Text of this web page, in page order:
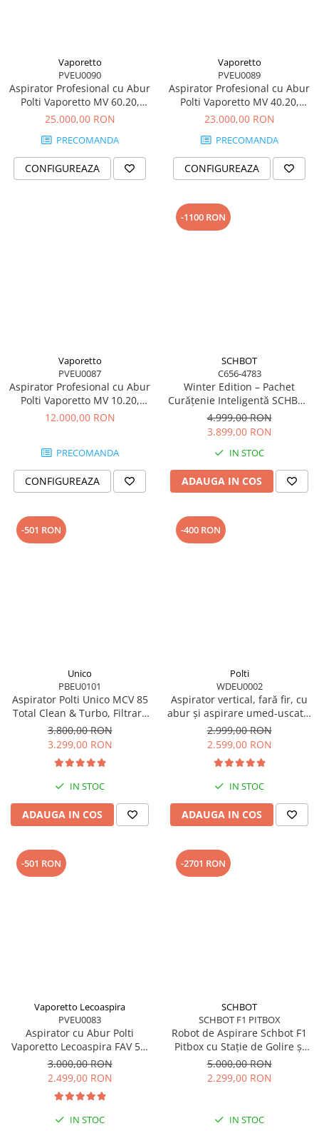
Vaporetto
PVEU0090
Aspirator Profesional cu Abur
Polti Vaporetto MV 60.20,
Funcție Injecție/Extracție,
W, 3,3 L, 160°C, Gri
25.000,00 RON
PRECOMANDA
CONFIGUREAZA
Vaporetto
PVEU0089
Aspirator Profesional cu Abur
Polti Vaporetto MV 40.20,
Funcție Injecție/Extracție,
2 L, 160°C, Gri
23.000,00 RON
PRECOMANDA
CONFIGUREAZA
Vaporetto
PVEU0087
Aspirator Profesional cu Abur
Polti Vaporetto MV 10.20,
Funcție Injecție/Extracție,
12.000,00 RON
PRECOMANDA
CONFIGUREAZA
-1100 RON
SCHBOT
C656-4783
Winter Edition – Pachet
Curățenie Inteligentă SCHBOT
| Robot Aspirare F1 + Robot
Geamuri Wind X3 - Copie
4.999,00 RON
3.899,00 RON
IN STOC
ADAUGA IN COS
-501 RON
Unico
PBEU0101
Aspirator Polti Unico MCV 85
Total Clean & Turbo, Filtrare
Multiciclonica 5 Stadii, Functie
Igienizare Abur si Uscare ,
2200 W, Filtru Hepa, Auriu
3.800,00 RON
3.299,00 RON
IN STOC
ADAUGA IN COS
-400 RON
Polti
WDEU0002
Aspirator vertical, fară fir, cu
abur și aspirare umed-uscată,
450 W, aspirare 14 kPa, 0.6 l,
71 Db, 4,2 Kg, gri/negru, Polti
RollySteam WD40C
2.999,00 RON
2.599,00 RON
IN STOC
ADAUGA IN COS
-501 RON
Vaporetto Lecoaspira
PVEU0083
Aspirator cu Abur Polti
Vaporetto Lecoaspira FAV 50,
2450 W, Cu Functie de
Spalare/Uscare si Filtrare Prin
Apa, Alb/Rosu
3.000,00 RON
2.499,00 RON
IN STOC
-2701 RON
SCHBOT
SCHBOT F1 PITBOX
Robot de Aspirare Schbot F1
Pitbox cu Stație de Golire și
Încărcare Automată, Aspirator
Robot 3 în 1: aspirare, spălare
podele, curățare uscată și
minute, Alb
5.000,00 RON
2.299,00 RON
IN STOC